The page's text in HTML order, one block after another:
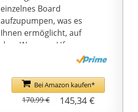
dass ihre Funktion für
lange Zeit erhalten
bleibt.
LEBENSLANGE
GARANTIE - Wir geben
auf alle unsere Pumpen
eine lebenslange
Garantie. Wenn der
Garantiefall doch
einzelnes Board
aufzupumpen, was es
Ihnen ermöglicht, auf
dem Weg zum Ufer
bereit zu sein, und 2,5
vollständig aufgeladen
zu sein. Sie können es
auch als 4V 22500 mAh
Bei Amazon kaufen*
145,34 €
170,99 €